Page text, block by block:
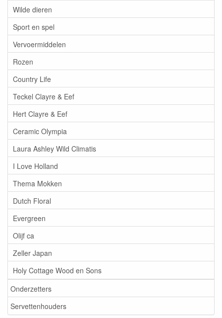
Wilde dieren
Sport en spel
Vervoermiddelen
Rozen
Country Life
Teckel Clayre & Eef
Hert Clayre & Eef
Ceramic Olympia
Laura Ashley Wild Climatis
I Love Holland
Thema Mokken
Dutch Floral
Evergreen
Olijf ca
Zeller Japan
Holy Cottage Wood en Sons
Onderzetters
Servettenhouders